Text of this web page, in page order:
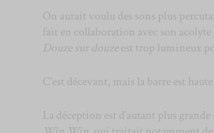
On aurait voulu des sons plus
fait en collaboration avec son acolyte
Douze sur douzeest trop lumineux
C’est décevant, mais la barre est
La déception est d’autant plus